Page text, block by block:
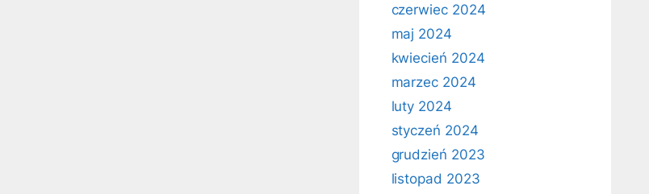
czerwiec 2024
maj 2024
kwiecień 2024
marzec 2024
luty 2024
styczeń 2024
grudzień 2023
listopad 2023